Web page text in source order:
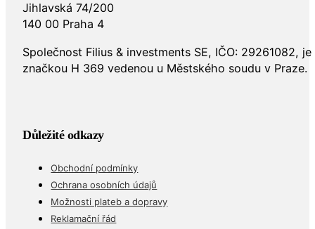
Jihlavská 74/200
140 00 Praha 4
Společnost Filius & investments SE, IČO: 29261082,
značkou H 369 vedenou u Městského soudu v Praze.
Důležité odkazy
Obchodní podmínky
Ochrana osobních údajů
Možnosti plateb a dopravy
Reklamační řád